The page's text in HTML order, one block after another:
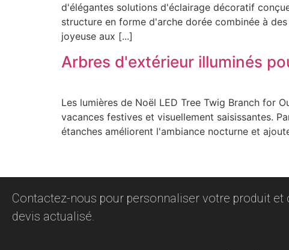
d'élégantes solutions d'éclairage décoratif
structure en forme d'arche dorée combinée à
joyeuse aux [...]
Arbres d'extérieur illuminés
Les lumières de Noël LED Tree Twig Branch for
vacances festives et visuellement saisissantes.
étanches améliorent l'ambiance nocturne et
Contactez-nous pour personnaliser votre produit et
devis actualisé.